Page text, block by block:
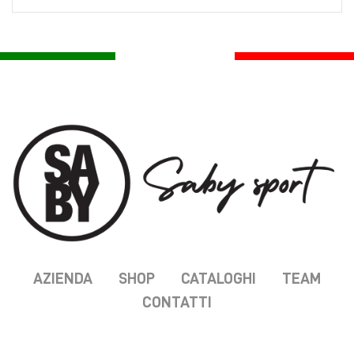
AZIENDA SHOP CATALOGHI
TEAM
CONTATTI